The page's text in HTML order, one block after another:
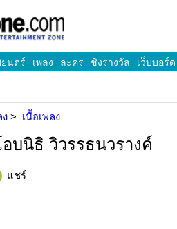
นตร์ เพลง ละคร ชิงรางวัล เว็บบอร์ด
ง เนื้อเพลง
อบนิธิ วิวรรธนวรางค์
แชร์